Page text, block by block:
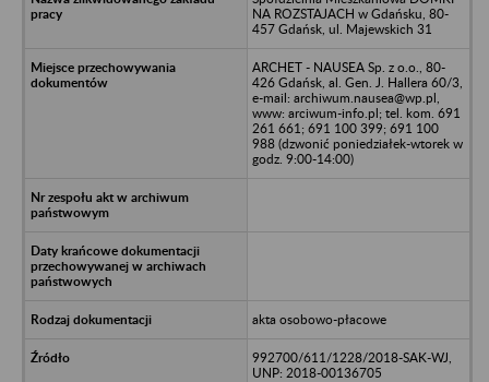
NA ROZSTAJACH w Gdańsku, 80-
457 Gdańsk, ul. Majewskich 31
ARCHET - NAUSEA Sp. z o.o., 80-
426 Gdańsk, al. Gen. J. Hallera 60/3,
e-mail: archiwum.nausea@wp.pl,
www: arciwum-info.pl; tel. kom. 691
261 661; 691 100 399; 691 100
988 (dzwonić poniedziałek-wtorek w
godz. 9:00-14:00)
akta osobowo-płacowe
992700/611/1228/2018-SAK-WJ,
UNP: 2018-00136705